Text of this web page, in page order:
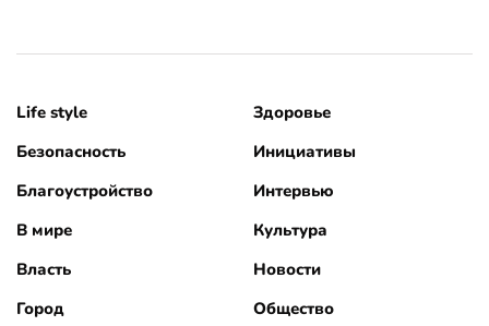
Life style
Безопасность
Благоустройство
В мире
Власть
Город
Здоровье
Инициативы
Интервью
Культура
Новости
Общество